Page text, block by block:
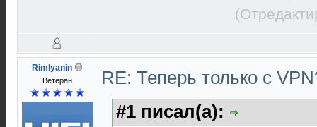
Rimlyanin
Ветеран
RE: Теперь только с
#1 писал(а):